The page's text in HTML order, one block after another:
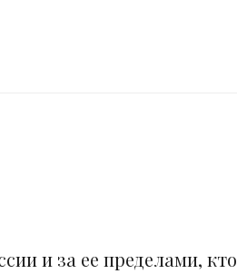
и за ее пределами, кто